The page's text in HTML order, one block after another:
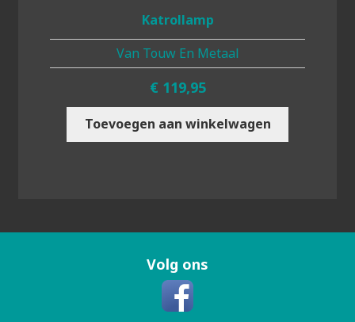
Katrollamp
Van Touw En Metaal
€ 119,95
Toevoegen aan winkelwagen
Volg ons